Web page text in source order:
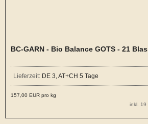
BC-GARN - Bio Balance GOTS - 21
Lieferzeit: DE 3, AT+CH 5 Tage
157,00 EUR pro kg
inkl. 19